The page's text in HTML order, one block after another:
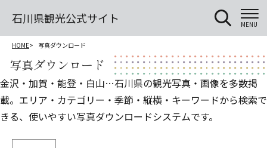
石川県観光公式サイト MENU
HOME 写真ダウンロード
写真ダウンロード
金沢・加賀・能登・白山…石川県の観光写真・画像を多数掲
載。エリア・カテゴリー・季節・縦横・キーワードから検索で
きる、使いやすい写真ダウンロードシステムです。